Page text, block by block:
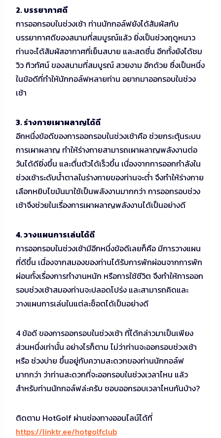
2. บรรยากาศดี
การออกรอบในช่วงเช้า ท่านนักกอล์ฟยังได้สัมผัสกับ
บรรยากาศดีของสนามที่สมบูรณ์แล้ว ยิ่งเป็นช่วงฤดูหนาว
ท่านจะได้สัมผัสอากาศที่เย็นสบาย และสดชื่น อีกทั้งยังได้ชม
วิว ทิวทัศน์ ของสนามที่สมบูรณ์ สวยงาม อีกด้วย ซึ่งเป็นหนึ่ง
ในข้อดีที่ทำให้นักกอล์ฟหลายท่าน อยากมาออกรอบในช่วง
เช้า
3. ร่างกายเผาผลาญได้ดี
อีกหนึ่งข้อดีของการออกรอบในช่วงเช้าคือ ช่วยกระตุ้นระบบ
การเผาผลาญ ทำให้ร่างกายสามารถเผาผลาญพลังงานต่อ
วันได้ดียิ่งขึ้น และตื่นตัวได้เร็วขึ้น เนื่องจากการออกกำลังใน
ช่วงเช้าระดับน้ำตาลในร่างกายของท่านจะต่ำ จึงทำให้ร่างกาย
เลือกหยิบไขมันมาใช้เป็นพลังงานมากกว่า การออกรอบช่วง
เช้าจึงช่วยในเรื่องการเผาผลาญพลังงานได้เป็นอย่างดี
4. วางแผนการเล่นได้ดี
การออกรอบในช่วงเช้ามีอีกหนึ่งข้อดีเลยก็คือ มีการวางแผน
ที่ดีขึ้น เนื่องจากสมองของท่านได้รับการพักผ่อนจากการพัก
ผ่อนทั้งเรื่องการทำงานหนัก หรือการใช้ชีวิต จึงทำให้การออก
รอบช่วงเช้าสมองท่านจะปลอดโปร่ง และสามารถคิดและ
วางแผนการเล่นในแต่ละช็อตได้เป็นอย่างดี
4 ข้อดี ของการออกรอบในช่วงเช้า ที่ได้กล่าวมาเป็นเพียง
ส่วนหนึ่งเท่านั้น อย่างไรก็ตาม ไม่ว่าท่านจะออกรอบช่วงเช้า
หรือ ช่วงบ่าย ขึ้นอยู่กับความสะดวกของท่านนักกอล์ฟ
มากกว่า ว่าท่านสะดวกที่จะออกรอบในช่วงเวลาไหน แล้ว
สำหรับท่านนักกอล์ฟล่ะครับ ชอบออกรอบเวลาไหนกันบ้าง?
ติดตาม HotGolf ผ่านช่องทางออนไลน์ได้ที่
https://linktr.ee/hotgolfclub